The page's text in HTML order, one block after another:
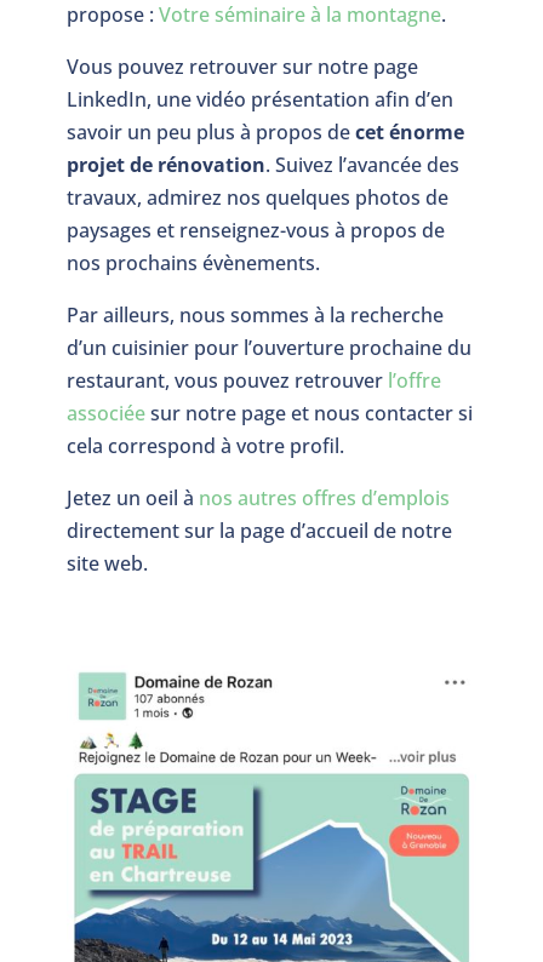
propose : Votre séminaire à la montagne.
Vous pouvez retrouver sur notre page
LinkedIn, une vidéo présentation afin d’en
savoir un peu plus à propos decet énorme
projet de rénovation. Suivez l’avancée des
travaux, admirez nos quelques photos de
paysages et renseignez-vous à propos de
nos prochains évènements.
Par ailleurs, nous sommes à la recherche
d’un cuisinier pour l’ouverture prochaine du
restaurant, vous pouvez retrouver l’offre
associéesur notre page et nous contacter si
cela correspond à votre profil.
Jetez un oeil à nos autres offres d’emplois
directement sur la page d’accueil de notre
site web.